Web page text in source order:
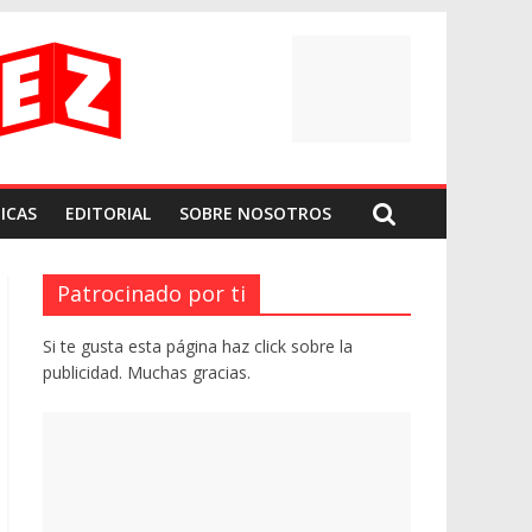
EDITORIAL SOBRE NOSOTROS
Patrocinado por ti
Si te gusta esta página haz click sobre la
publicidad. Muchas gracias.